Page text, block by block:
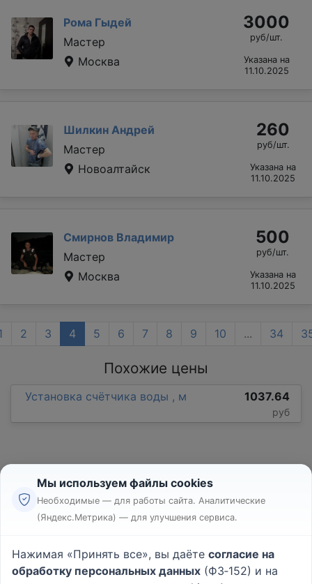
Рома Гыдей
Мастер
Москва
3000
руб/шт.
Указана на
11.10.2025
Шилкин Андрей
Мастер
Новоалтайск
260
руб/шт.
Указана на
11.10.2025
Смирнов Владимир
Мастер
Москва
500
руб/шт.
Указана на
11.10.2025
2 3 4 5 6 7 8 9 10 ... 34
Похожие цены
Установка счётчика воды , м 1037.64
руб
Реклама
Пользовательское соглашение
Политика конфиденциальности
Мы используем файлы cookies
Необходимые — для работы сайта. Аналитические
(Яндекс.Метрика) — для улучшения сервиса.
Нажимая «Принять все», вы даёте согласие на
обработку персональных данных (ФЗ‑152) и на